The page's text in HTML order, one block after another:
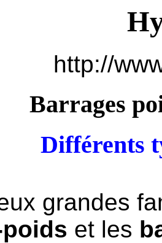
http://
Barrages
Différents
grandes
et les